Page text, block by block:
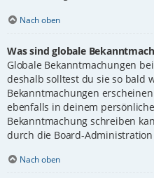
Nach oben
Was sind globale
Globale Bekanntmachungen
deshalb solltest du sie so bald
Bekanntmachungen
ebenfalls in deinem
Bekanntmachung schreiben
durch die Board-
Nach oben